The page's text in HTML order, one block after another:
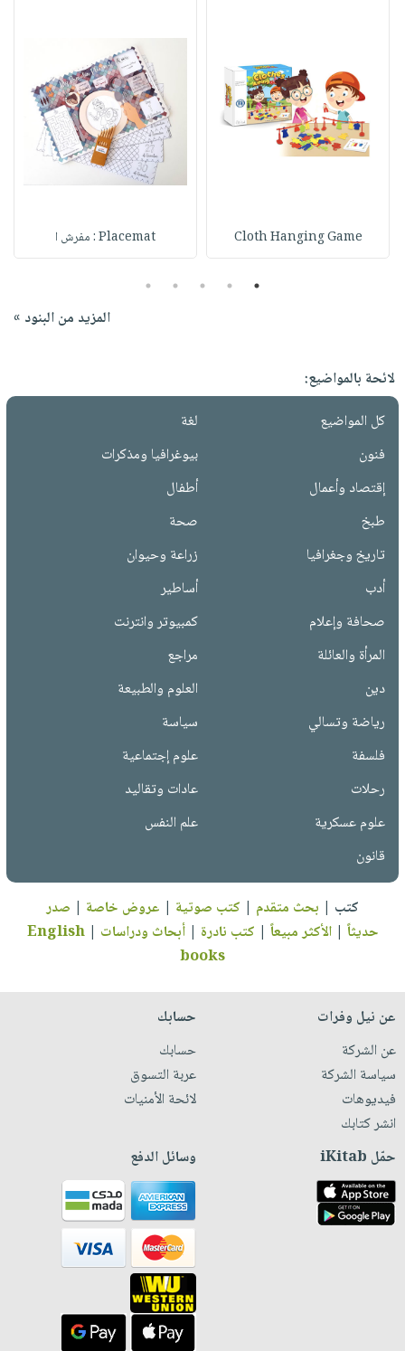
Cloth Hanging Game Placemat : مفرش ا
1
2
3
4
5
المزيد من البنود »
لائحة بالمواضيع:
كل المواضيع
لغة
فنون
بيوغرافيا ومذكرات
إقتصاد وأعمال
أطفال
طبخ
صحة
تاريخ وجغرافيا
زراعة وحيوان
أدب
أساطير
صحافة وإعلام
كمبيوتر وانترنت
المرأة والعائلة
مراجع
دين
العلوم والطبيعة
رياضة وتسالي
سياسة
فلسفة
علوم إجتماعية
رحلات
عادات وتقاليد
علوم عسكرية
علم النفس
قانون
كتب | بحث متقدم | كتب صوتية | عروض خاصة | صدر
حديثاً |الأكثر مبيعاً | كتب نادرة |أبحاث ودراسات |
English
books
عن نيل وفرات
عن الشركة
سياسة الشركة
فيديوهات
انشر كتابك
حسابك
حسابك
عربة التسوق
لائحة الأمنيات
حمّل iKitab وسائل الدفع